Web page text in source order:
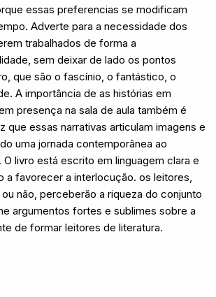
essas preferencias se modificam
Adverte para a necessidade dos
trabalhados de forma a
sem deixar de lado os pontos
que são o fascínio, o fantástico, o
A importância de as histórias em
presença na sala de aula também é
que essas narrativas articulam imagens e
uma jornada contemporânea ao
livro está escrito em linguagem clara e
a favorecer a interlocução. os leitores,
não, perceberão a riqueza do conjunto
argumentos fortes e sublimes sobre a
de formar leitores de literatura.